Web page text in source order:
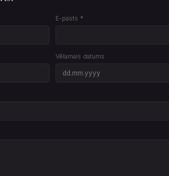
E-pasts *
Vēlamais datums